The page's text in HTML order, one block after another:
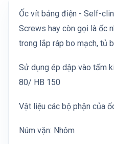
Ốc vít bảng điện - Self-
Screws hay còn gọi là ốc
trong lắp ráp bo mạch, tủ
Sử dụng ép dập vào tấm
80/ HB 150
Vật liệu các bộ phận của
Núm vặn: Nhôm